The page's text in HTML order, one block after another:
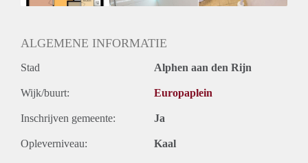
ALGEMENE INFORMATIE
Stad Alphen aan den Rijn
Wijk/buurt: Europaplein
Inschrijven gemeente: Ja
Opleverniveau: Kaal